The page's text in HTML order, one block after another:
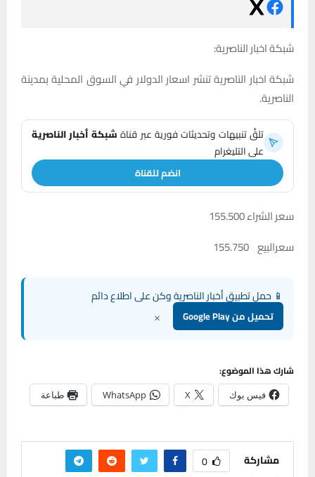
شبكة اخبار الناصرية:
شبكة اخبار الناصرية تنشر اسعار الدولار في السوق المحلية بمدينة
الناصرية.
تلقَّ تنبيهات وتحديثات فورية عبر قناةشبكة أخبار الناصرية
على التليغرام
انضم للقناة
سعر الشراء 155.500
سعرالبيع 155.750
📱 حمل تطبيق أخبار الناصرية وكن على اطلاع دائم
تحميل من Google Play ×
شارك هذا الموضوع:
فيس بوك X
WhatsApp طباعة
مشاركة 0